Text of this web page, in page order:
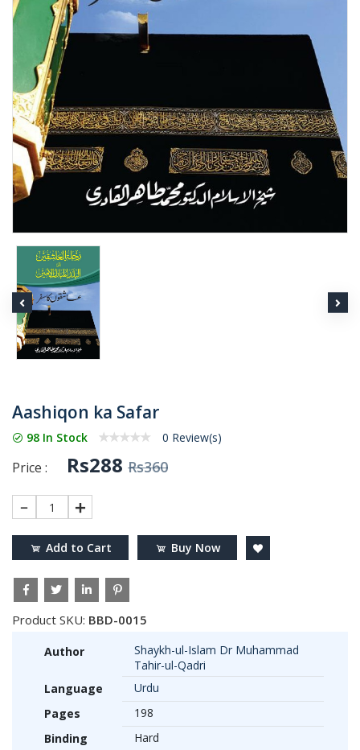
Aashiqon ka Safar
98 In Stock 0 Review(s)
Price : Rs288 Rs360
1
Add to Cart Buy Now
Product SKU: BBD-0015
Author
Shaykh-ul-Islam Dr Muhammad
Tahir-ul-Qadri
Language
Urdu
Pages
198
Binding
Hard